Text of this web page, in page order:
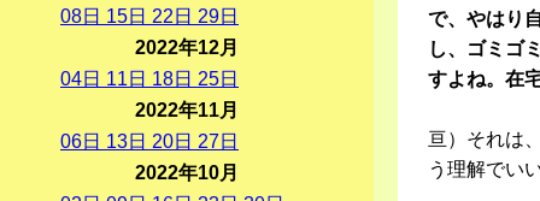
で、やはり
し、ゴミゴ
すよね。在
亘）それは
う理解でい
08日 15日 22 日 29日
2022年12月
04日 11 日 18日 25日
2022年11月
06日 13日 20日 27日
2022年10月